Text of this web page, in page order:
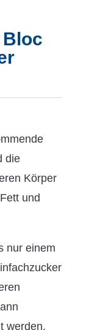
die
Körper
und
nur einem
werden.